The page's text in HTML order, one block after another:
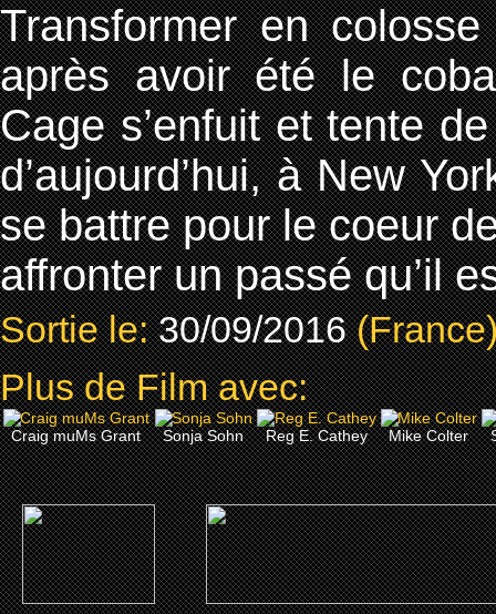
Transformer en
après avoir été le
Cage s’enfuit et tente
d’aujourd’hui, à New
se battre pour le coeur
affronter un passé qu’il
Sortie le: 30/09/2016
Plus de Film avec:
Craig muMs Grant Sonja Sohn Reg E. Cathey Mike Colter